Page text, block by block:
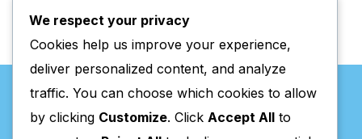
We respect your privacy
Cookies help us improve your experience,
deliver personalized content, and analyze
traffic. You can choose which cookies to allow
by clicking Customize. Click Accept All to